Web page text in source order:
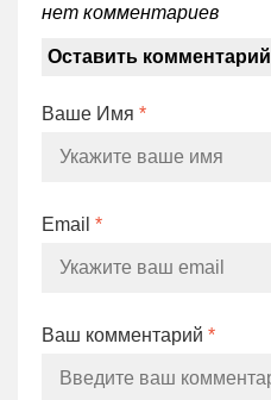
нет комментариев
Оставить комментарий
Ваше Имя *
Email *
Ваш комментарий *